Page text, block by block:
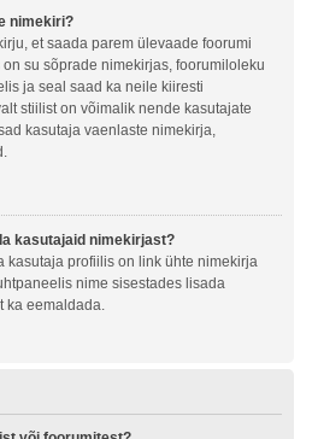
nimekiri?
et saada parem ülevaade foorumi
su sõprade nimekirjas, foorumiloleku
ja seal saad ka neile kiiresti
stiilist on võimalik nende kasutajate
kasutaja vaenlaste nimekirja,
kasutajaid nimekirjast?
kasutaja profiilis on link ühte nimekirja
nime sisestades lisada
ka eemaldada.